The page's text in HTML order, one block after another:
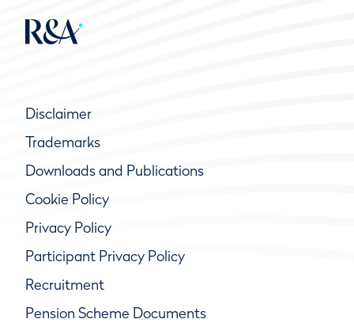
Disclaimer
Trademarks
Downloads and Publications
Cookie Policy
Privacy Policy
Participant Privacy Policy
Recruitment
Pension Scheme Documents